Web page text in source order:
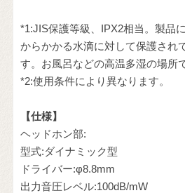
*1:JIS保護等級、IPX2相当。製品
からかかる水滴に対して保護され
す。お風呂などの高温多湿の場所
*2:使用条件により異なります。
【仕様】
ヘッドホン部:
型式:ダイナミック型
ドライバー:φ8.8mm
出力音圧レベル:100dB/mW